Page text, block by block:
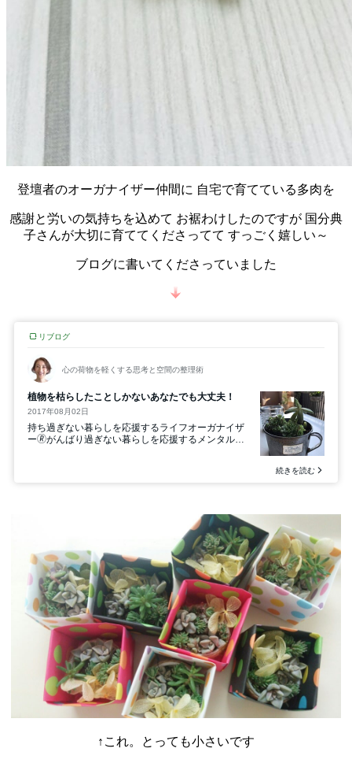
登壇者のオーガナイザー仲間に 自宅で育てている多肉を
感謝と労いの気持ちを込めて お裾わけしたのですが 国分典
子さんが大切に育ててくださってて すっごく嬉しい～
ブログに書いてくださっていました
↑これ。とっても小さいです